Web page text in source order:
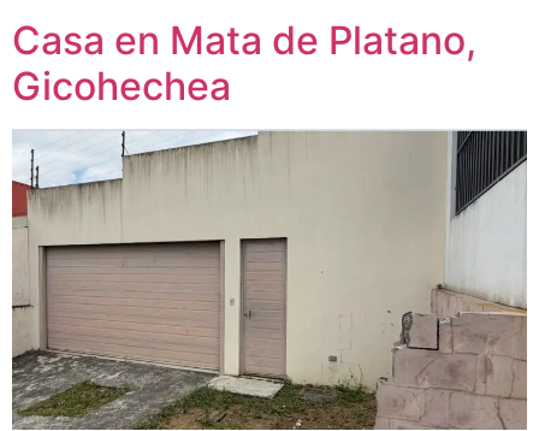
Casa en Mata de Platano,
Gicohechea